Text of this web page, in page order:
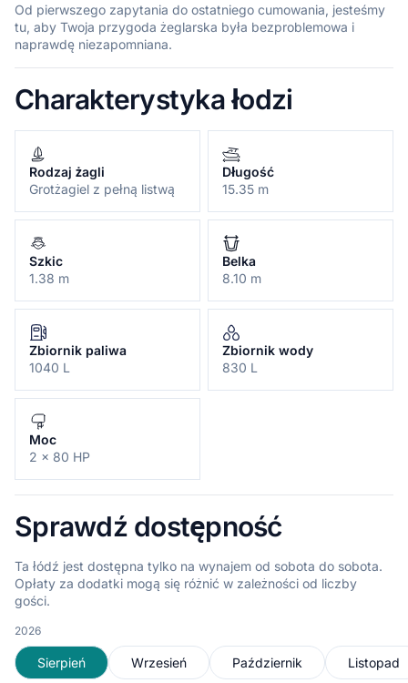
Od pierwszego zapytania do ostatniego cumowania, jesteśmy
tu, aby Twoja przygoda żeglarska była bezproblemowa i
naprawdę niezapomniana.
Charakterystyka łodzi
Rodzaj żagli
Grotżagiel z pełną listwą
Długość
15.35 m
Szkic
1.38 m
Belka
8.10 m
Zbiornik paliwa
1040 L
Zbiornik wody
830 L
Moc
2 x 80 HP
Sprawdź dostępność
Ta łódź jest dostępna tylko na wynajem od sobota do sobota.
Opłaty za dodatki mogą się różnić w zależności od liczby
gości.
2026
Sierpień Wrzesień Październik Listopad